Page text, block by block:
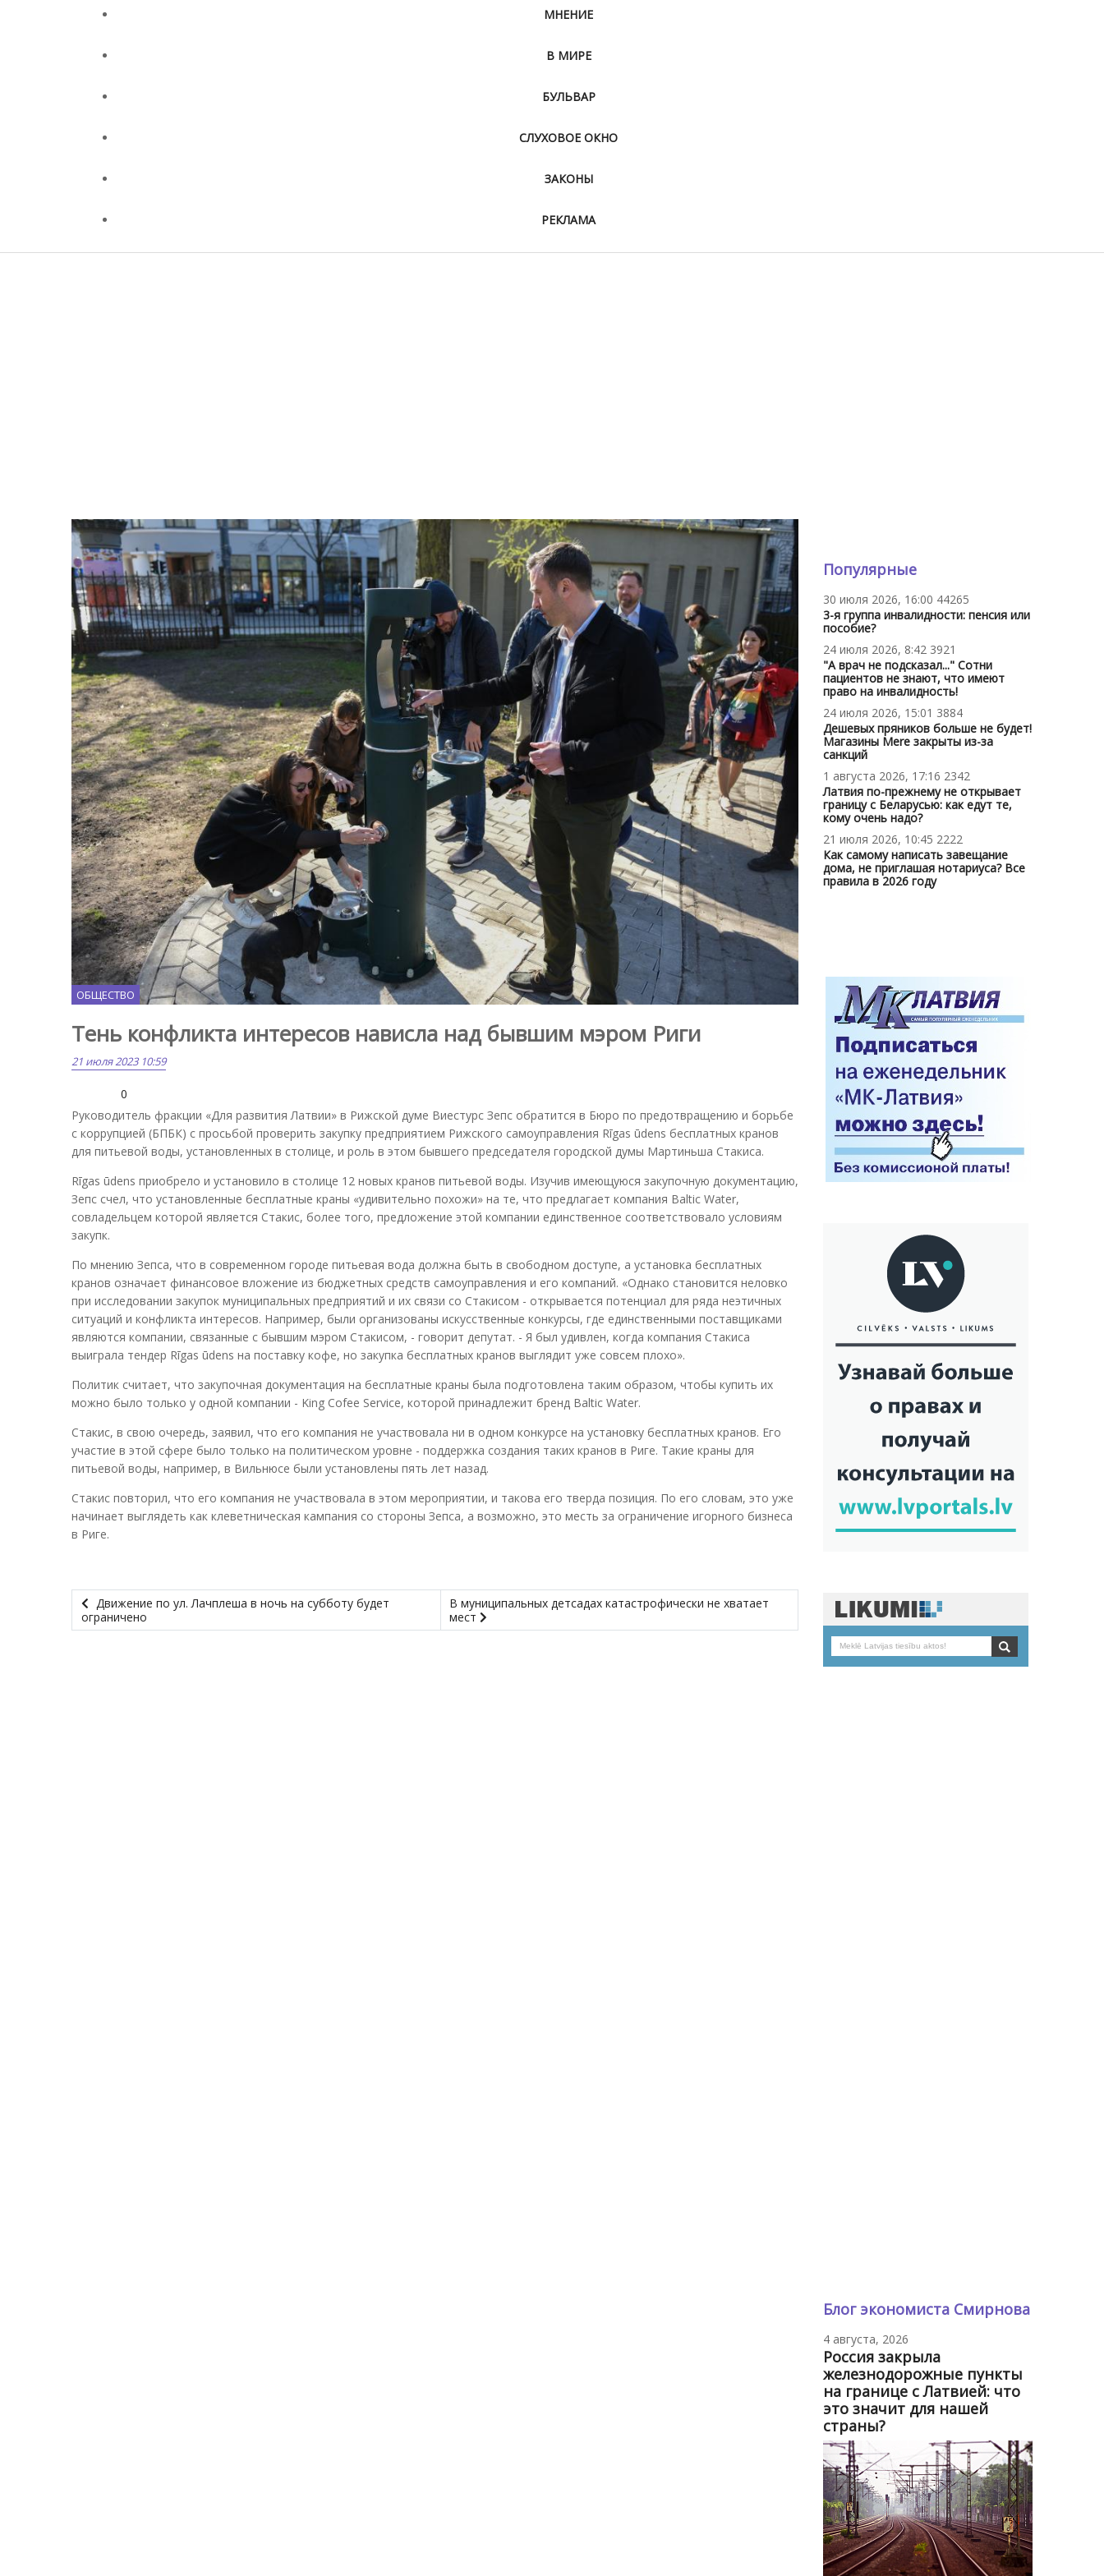
МНЕНИЕ
В МИРЕ
БУЛЬВАР
СЛУХОВОЕ ОКНО
ЗАКОНЫ
РЕКЛАМА
ОБЩЕСТВО
Тень конфликта интересов нависла над бывшим мэром Риги
21 июля 2023 10:59
0
Руководитель фракции «Для развития Латвии» в Рижской думе Виестурс Зепс обратится в Бюро по предотвращению и борьбе
с коррупцией (БПБК) с просьбой проверить закупку предприятием Рижского самоуправления Rīgas ūdens бесплатных кранов
для питьевой воды, установленных в столице, и роль в этом бывшего председателя городской думы Мартиньша Стакиса.
Rīgas ūdens приобрело и установило в столице 12 новых кранов питьевой воды. Изучив имеющуюся закупочную документацию,
Зепс счел, что установленные бесплатные краны «удивительно похожи» на те, что предлагает компания Baltic Water,
совладельцем которой является Стакис, более того, предложение этой компании единственное соответствовало условиям
закупк.
По мнению Зепса, что в современном городе питьевая вода должна быть в свободном доступе, а установка бесплатных
кранов означает финансовое вложение из бюджетных средств самоуправления и его компаний. «Однако становится неловко
при исследовании закупок муниципальных предприятий и их связи со Стакисом - открывается потенциал для ряда неэтичных
ситуаций и конфликта интересов. Например, были организованы искусственные конкурсы, где единственными поставщиками
являются компании, связанные с бывшим мэром Стакисом, - говорит депутат. - Я был удивлен, когда компания Стакиса
выиграла тендер Rīgas ūdens на поставку кофе, но закупка бесплатных кранов выглядит уже совсем плохо».
Политик считает, что закупочная документация на бесплатные краны была подготовлена таким образом, чтобы купить их
можно было только у одной компании - King Cofee Service, которой принадлежит бренд Baltic Water.
Стакис, в свою очередь, заявил, что его компания не участвовала ни в одном конкурсе на установку бесплатных кранов. Его
участие в этой сфере было только на политическом уровне - поддержка создания таких кранов в Риге. Такие краны для
питьевой воды, например, в Вильнюсе были установлены пять лет назад.
Стакис повторил, что его компания не участвовала в этом мероприятии, и такова его тверда позиция. По его словам, это уже
начинает выглядеть как клеветническая кампания со стороны Зепса, а возможно, это месть за ограничение игорного бизнеса
в Риге.
Движение по ул. Лачплеша в ночь на субботу будет
ограничено
В муниципальных детсадах катастрофически не хватает
мест
Популярные
30 июля 2026, 16:00 44265
3-я группа инвалидности: пенсия или
пособие?
24 июля 2026, 8:42 3921
"А врач не подсказал..." Сотни
пациентов не знают, что имеют
право на инвалидность!
24 июля 2026, 15:01 3884
Дешевых пряников больше не будет!
Магазины Mere закрыты из-за
санкций
1 августа 2026, 17:16 2342
Латвия по-прежнему не открывает
границу с Беларусью: как едут те,
кому очень надо?
21 июля 2026, 10:45 2222
Как самому написать завещание
дома, не приглашая нотариуса? Все
правила в 2026 году
Блог экономиста Смирнова
4 августа, 2026
Россия закрыла
железнодорожные пункты
на границе с Латвией: что
это значит для нашей
страны?